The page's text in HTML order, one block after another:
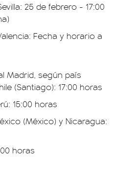
25 de febrero - 17:00
Fecha y horario a
Madrid, según país
(Santiago): 17:00 horas
15:00 horas
(México) y Nicaragua:
horas